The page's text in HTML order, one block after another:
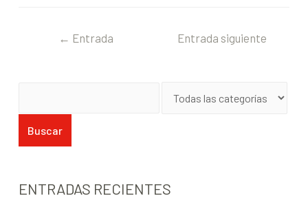
← Entrada
Entrada siguiente
ENTRADAS RECIENTES